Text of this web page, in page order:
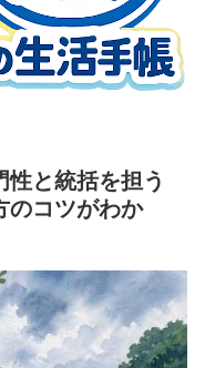
と統括を担う
のコツがわか